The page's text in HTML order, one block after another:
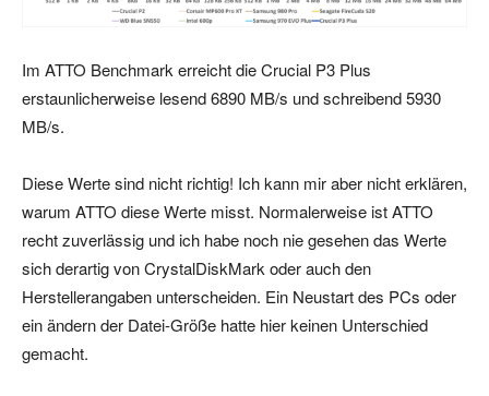
Im ATTO Benchmark erreicht die Crucial P3 Plus
erstaunlicherweise lesend 6890 MB/s und schreibend 5930
MB/s.
Diese Werte sind nicht richtig! Ich kann mir aber nicht erklären,
warum ATTO diese Werte misst. Normalerweise ist ATTO
recht zuverlässig und ich habe noch nie gesehen das Werte
sich derartig von CrystalDiskMark oder auch den
Herstellerangaben unterscheiden. Ein Neustart des PCs oder
ein ändern der Datei-Größe hatte hier keinen Unterschied
gemacht.